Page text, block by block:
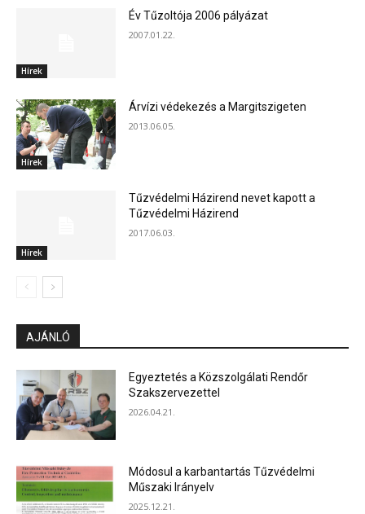
Hírek
Év Tűzoltója 2006 pályázat
2007.01.22.
Hírek
Árvízi védekezés a Margitszigeten
2013.06.05.
Hírek
Tűzvédelmi Házirend nevet kapott a
Tűzvédelmi Házirend
2017.06.03.
AJÁNLÓ
Egyeztetés a Közszolgálati Rendőr
Szakszervezettel
2026.04.21.
Módosul a karbantartás Tűzvédelmi
Műszaki Irányelv
2025.12.21.